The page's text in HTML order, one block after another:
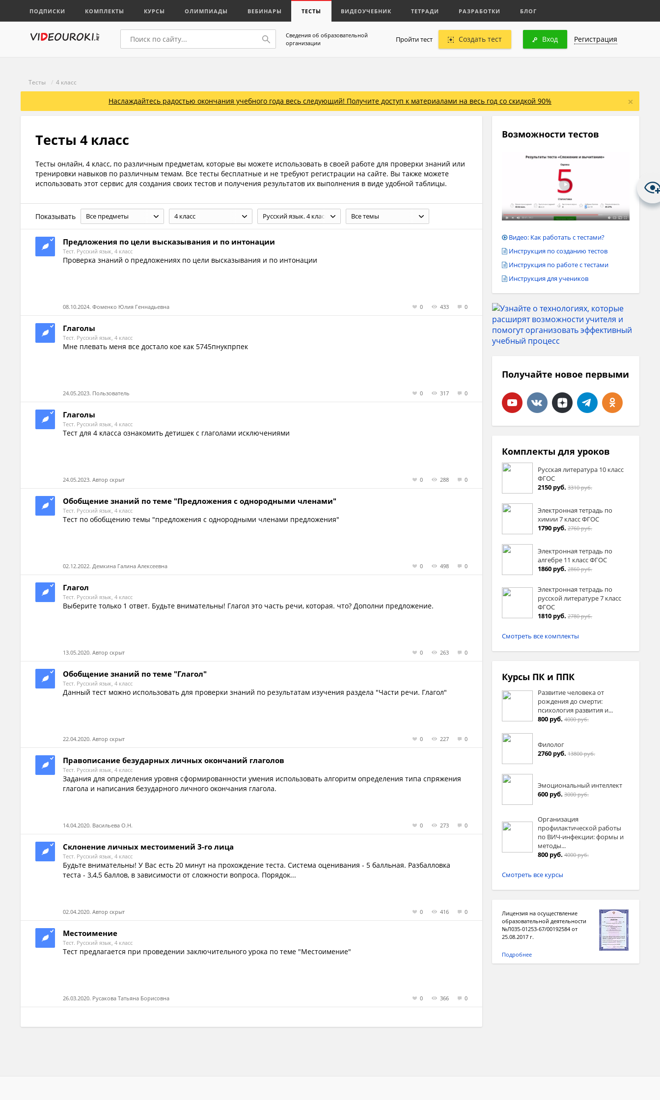
ПОДПИСКИ КОМПЛЕКТЫ КУРСЫ ОЛИМПИАДЫ ВЕБИНАРЫ ТЕСТЫ ВИДЕОУЧЕБНИК ТЕТРАДИ РАЗРАБОТКИ БЛОГ
Сведения об образовательной
организации
Пройти тест Создать тест Вход Регистрация
Тесты / 4 класс
Наслаждайтесь радостью окончания учебного года весь следующий! Получите доступ к материалами на весь год со скидкой 90% ×
Тесты 4 класс
Тесты онлайн, 4 класс, по различным предметам, которые вы можете использовать в своей работе для проверки знаний или
тренировки навыков по различным темам. Все тесты бесплатные и не требуют регистрации на сайте. Вы также можете
использовать этот сервис для создания своих тестов и получения результатов их выполнения в виде удобной таблицы.
Показывать Все предметы 4 класс Русский язык. 4 класс. Учебник в 2 ч. Климанова Л.Ф., Бабушкина Т.В. 3- изд. - М.: 2014; Ч. 1 - 127с., Ч. 2 - 143с. Все темы
Предложения по цели высказывания и по интонации
Тест. Русский язык, 4 класс
Проверка знаний о предложениях по цели высказывания и по интонации
08.10.2024. Фоменко Юлия Геннадьевна 0 433 0
Глаголы
Тест. Русский язык, 4 класс
Мне плевать меня все достало кое как 5745пнукпрпек
24.05.2023. Пользователь 0 317 0
Глаголы
Тест. Русский язык, 4 класс
Тест для 4 класса ознакомить детишек с глаголами исключениями
24.05.2023. Автор скрыт 0 288 0
Обобщение знаний по теме "Предложения с однородными членами"
Тест. Русский язык, 4 класс
Тест по обобщению темы "предложения с однородными членами предложения"
02.12.2022. Демкина Галина Алексеевна 0 498 0
Глагол
Тест. Русский язык, 4 класс
Выберите только 1 ответ. Будьте внимательны! Глагол это часть речи, которая. что? Дополни предложение.
13.05.2020. Автор скрыт 0 263 0
Обобщение знаний по теме "Глагол"
Тест. Русский язык, 4 класс
Данный тест можно использовать для проверки знаний по результатам изучения раздела "Части речи. Глагол"
22.04.2020. Автор скрыт 0 227 0
Правописание безударных личных окончаний глаголов
Тест. Русский язык, 4 класс
Задания для определения уровня сформированности умения использовать алгоритм определения типа спряжения
глагола и написания безударного личного окончания глагола.
14.04.2020. Васильева О.Н. 0 273 0
Склонение личных местоимений 3-го лица
Тест. Русский язык, 4 класс
Будьте внимательны! У Вас есть 20 минут на прохождение теста. Система оценивания - 5 балльная. Разбалловка
теста - 3,4,5 баллов, в зависимости от сложности вопроса. Порядок...
02.04.2020. Автор скрыт 0 416 0
Местоимение
Тест. Русский язык, 4 класс
Тест предлагается при проведении заключительного урока по теме "Местоимение"
26.03.2020. Русакова Татьяна Борисовна 0 366 0
Возможности тестов
Видео: Как работать с тестами?
Инструкция по созданию тестов
Инструкция по работе с тестами
Инструкция для учеников
Получайте новое первыми
Комплекты для уроков
Русская литература 10 класс
ФГОС
2150 руб. 3310 руб.
Электронная тетрадь по
химии 7 класс ФГОС
1790 руб. 2760 руб.
Электронная тетрадь по
алгебре 11 класс ФГОС
1860 руб. 2860 руб.
Электронная тетрадь по
русской литературе 7 класс
ФГОС
1810 руб. 2780 руб.
Смотреть все комплекты
Курсы ПК и ППК
Развитие человека от
рождения до смерти:
психология развития и...
800 руб. 4000 руб.
Филолог
2760 руб. 13800 руб.
Эмоциональный интеллект
600 руб. 3000 руб.
Организация
профилактической работы
по ВИЧ-инфекции: формы и
методы...
800 руб. 4000 руб.
Смотреть все курсы
Лицензия на осуществление
образовательной деятельности
№Л035-01253-67/00192584 от
25.08.2017 г.
Подробнее